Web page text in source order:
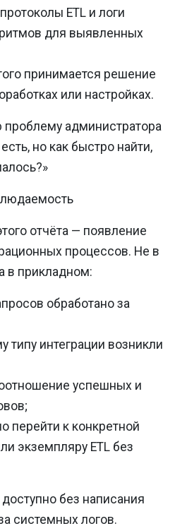
ETL и логи
для выявленных
принимается решение
или настройках.
администратора
но как быстро найти,
отчёта — появление
процессов. Не в
в прикладном:
обработано за
типу интеграции возникли
успешных и
перейти к конкретной
экземпляру ETL без
без написания
системных логов.